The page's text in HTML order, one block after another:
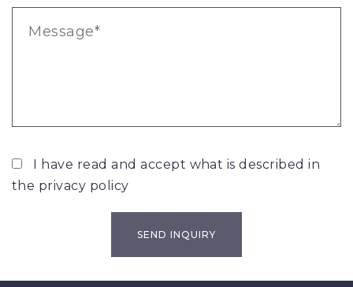
I have read and accept what is described in
the privacy policy